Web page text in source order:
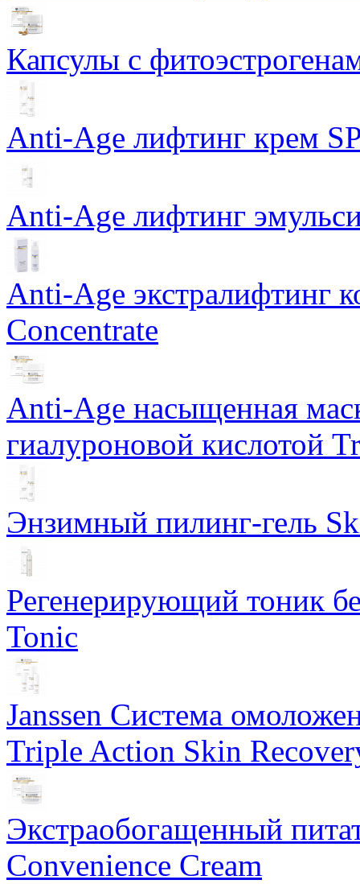
Капсулы с
Anti-Age лифтинг крем
Anti-Age лифтинг
Anti-Age экстралифтинг
Concentrate
Anti-Age насыщенная
гиалуроновой кислотой
Энзимный пилинг-гель
Регенерирующий тоник
Tonic
Janssen Система
Triple Action Skin
Экстраобогащенный
Convenience Cream